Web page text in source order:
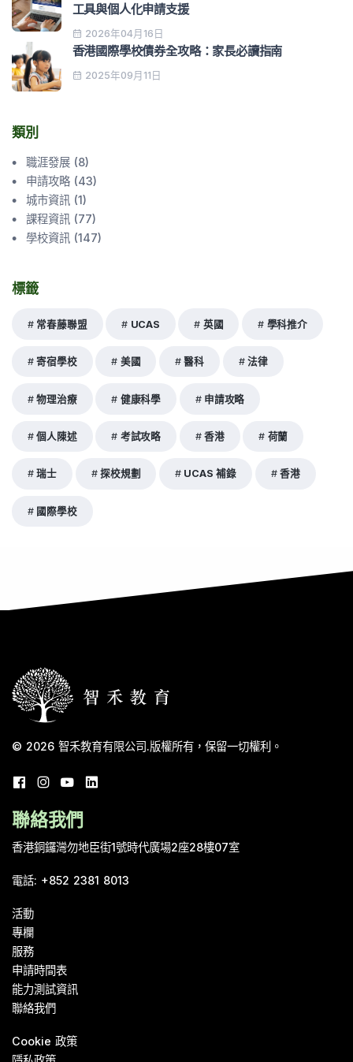
工具與個人化申請支援
2026年04月16日
香港國際學校債券全攻略：家長必讀指南
2025年09月11日
類別
職涯發展 (8)
申請攻略 (43)
城市資訊 (1)
課程資訊 (77)
學校資訊 (147)
標籤
常春藤聯盟 UCAS 英國 學科推介
寄宿學校 美國 醫科 法律
物理治療 健康科學 申請攻略
個人陳述 考試攻略 香港 荷蘭
瑞士 探校規劃 UCAS 補錄 香港
國際學校
© 2026 智禾教育有限公司.版權所有，保留一切權利。
聯絡我們
香港銅鑼灣勿地臣街1號時代廣場2座28樓07室
電話: +852 2381 8013
活動
專欄
服務
申請時間表
能力測試資訊
聯絡我們
Cookie 政策